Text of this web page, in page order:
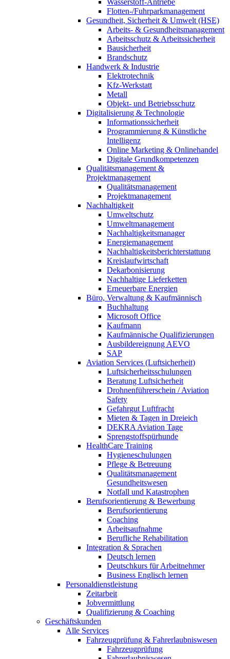
Flotten-/Fuhrparkmanagement
Gesundheit, Sicherheit & Umwelt (HSE)
Arbeits- & Gesundheitsmanagement
Arbeitsschutz & Arbeitssicherheit
Bausicherheit
Brandschutz
Handwerk & Industrie
Elektrotechnik
Kfz-Werkstatt
Metall
Objekt- und Betriebsschutz
Digitalisierung & Technologie
Informationssicherheit
Programmierung & Künstliche
Intelligenz
Online Marketing & Onlinehandel
Digitale Grundkompetenzen
Qualitätsmanagement &
Projektmanagement
Qualitätsmanagement
Projektmanagement
Nachhaltigkeit
Umweltschutz
Umweltmanagement
Nachhaltigkeitsmanager
Energiemanagement
Nachhaltigkeitsberichterstattung
Kreislaufwirtschaft
Dekarbonisierung
Nachhaltige Lieferketten
Erneuerbare Energien
Büro, Verwaltung & Kaufmännisch
Buchhaltung
Microsoft Office
Kaufmann
Kaufmännische Qualifizierungen
Ausbildereignung AEVO
SAP
Aviation Services (Luftsicherheit)
Luftsicherheitsschulungen
Beratung Luftsicherheit
Drohnenführerschein / Aviation
Safety
Gefahrgut Luftfracht
Mieten & Tagen in Dreieich
DEKRA Aviation Tage
Sprengstoffspürhunde
HealthCare Training
Hygieneschulungen
Pflege & Betreuung
Qualitätsmanagement
Gesundheitswesen
Notfall und Katastrophen
Berufsorientierung & Bewerbung
Berufsorientierung
Coaching
Arbeitsaufnahme
Berufliche Rehabilitation
Integration & Sprachen
Deutsch lernen
Deutschkurs für Arbeitnehmer
Business Englisch lernen
Personaldienstleistung
Zeitarbeit
Jobvermittlung
Qualifizierung & Coaching
Geschäftskunden
Alle Services
Fahrzeugprüfung & Fahrerlaubniswesen
Fahrzeugprüfung